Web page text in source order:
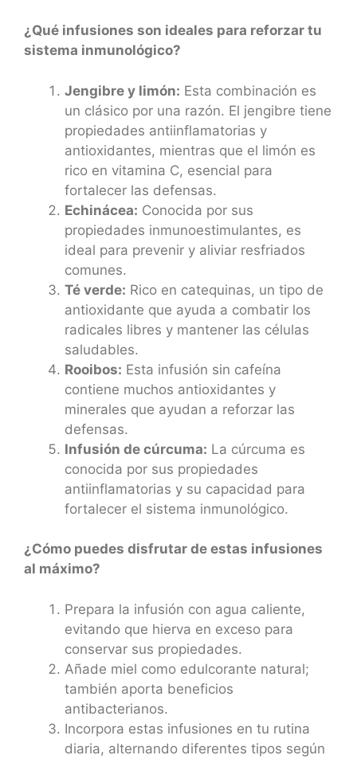
¿Qué infusiones son ideales para reforzar tu
sistema inmunológico?
Jengibre y limón: Esta combinación es
un clásico por una razón. El jengibre tiene
propiedades antiinflamatorias y
antioxidantes, mientras que el limón es
rico en vitamina C, esencial para
fortalecer las defensas.
Echinácea: Conocida por sus
propiedades inmunoestimulantes, es
ideal para prevenir y aliviar resfriados
comunes.
Té verde: Rico en catequinas, un tipo de
antioxidante que ayuda a combatir los
radicales libres y mantener las células
saludables.
Rooibos: Esta infusión sin cafeína
contiene muchos antioxidantes y
minerales que ayudan a reforzar las
defensas.
Infusión de cúrcuma: La cúrcuma es
conocida por sus propiedades
antiinflamatorias y su capacidad para
fortalecer el sistema inmunológico.
¿Cómo puedes disfrutar de estas infusiones
al máximo?
Prepara la infusión con agua caliente,
evitando que hierva en exceso para
conservar sus propiedades.
Añade miel como edulcorante natural;
también aporta beneficios
antibacterianos.
Incorpora estas infusiones en tu rutina
diaria, alternando diferentes tipos según